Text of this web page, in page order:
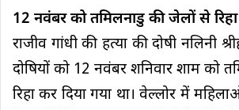
12 नवंबर को तमिलनाडु की जेलों से रिहा
राजीव गांधी की हत्या की दोषी नलिनी
दोषियों को 12 नवंबर शनिवार शाम को
रिहा कर दिया गया था। वेल्लोर में